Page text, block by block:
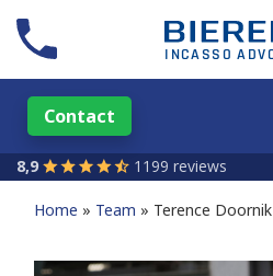
Contact
8,9 1199 reviews
Home Team Terence Doornik